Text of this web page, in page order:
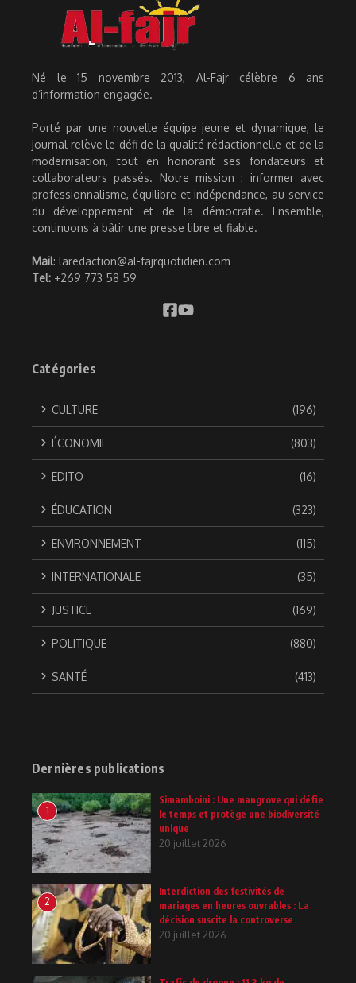
Né le 15 novembre 2013, Al-Fajr célèbre 6 ans
d’information engagée.
Porté par une nouvelle équipe jeune et dynamique, le
journal relève le défi de la qualité rédactionnelle et de la
modernisation, tout en honorant ses fondateurs et
collaborateurs passés. Notre mission : informer avec
professionnalisme, équilibre et indépendance, au service
du développement et de la démocratie. Ensemble,
continuons à bâtir une presse libre et fiable.
Mail: laredaction@al-fajrquotidien.com
Tel: +269 773 58 59
Catégories
CULTURE (196)
ÉCONOMIE (803)
EDITO (16)
ÉDUCATION (323)
ENVIRONNEMENT (115)
INTERNATIONALE (35)
JUSTICE (169)
POLITIQUE (880)
SANTÉ (413)
Dernières publications
1
Simamboini : Une mangrove qui défie
le temps et protège une biodiversité
unique
20 juillet 2026
2
Interdiction des festivités de
mariages en heures ouvrables : La
décision suscite la controverse
20 juillet 2026